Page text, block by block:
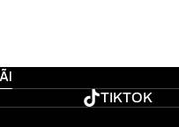
TIKTOK